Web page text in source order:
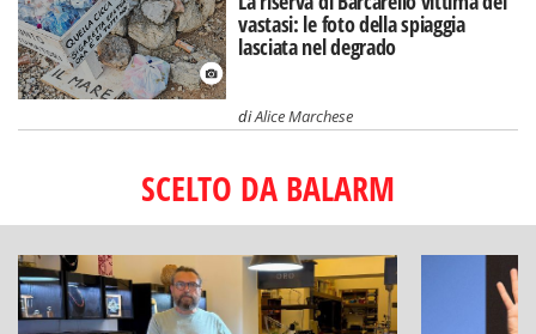
vastasi: le foto della spiaggia
lasciata nel degrado
diAlice Marchese
SCELTO DA BALARM